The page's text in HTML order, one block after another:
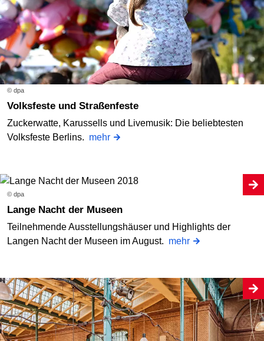
© dpa
Volksfeste und Straßenfeste
Zuckerwatte, Karussells und Livemusik: Die beliebtesten
Volksfeste Berlins. mehr
© dpa
Lange Nacht der Museen
Teilnehmende Ausstellungshäuser und Highlights der
Langen Nacht der Museen im August. mehr